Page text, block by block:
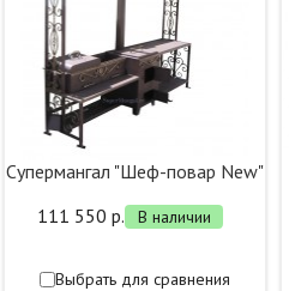
Супермангал "Шеф-повар New"
111 550 р.
В наличии
Выбрать для сравнения